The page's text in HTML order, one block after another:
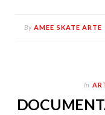
By AMEE SKATE ARTE
In